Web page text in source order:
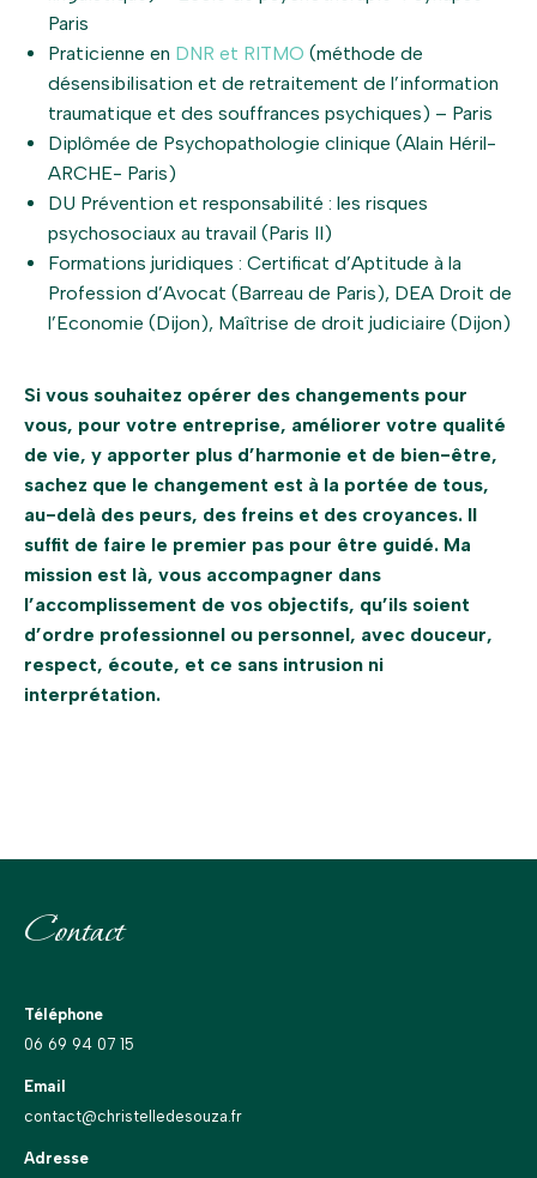
Paris
Praticienne en DNR et RITMO (méthode de
désensibilisation et de retraitement de l’information
traumatique et des souffrances psychiques) – Paris
Diplômée de Psychopathologie clinique (Alain Héril-
ARCHE- Paris)
DU Prévention et responsabilité : les risques
psychosociaux au travail (Paris II)
Formations juridiques : Certificat d’Aptitude à la
Profession d’Avocat (Barreau de Paris), DEA Droit de
l’Economie (Dijon), Maîtrise de droit judiciaire (Dijon)
Si vous souhaitez opérer des changements pour
vous, pour votre entreprise, améliorer votre qualité
de vie, y apporter plus d’harmonie et de bien-être,
sachez que le changement est à la portée de tous,
au-delà des peurs, des freins et des croyances. Il
suffit de faire le premier pas pour être guidé. Ma
mission est là, vous accompagner dans
l’accomplissement de vos objectifs, qu’ils soient
d’ordre professionnel ou personnel, avec douceur,
respect, écoute, et ce sans intrusion ni
interprétation.
Contact
Téléphone
06 69 94 07 15
Email
contact@christelledesouza.fr
Adresse